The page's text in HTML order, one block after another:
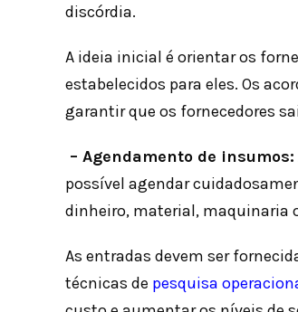
discórdia.
A ideia inicial é orientar os
estabelecidos para eles. Os
garantir que os fornecedores
– Agendamento de insumos:
possível agendar
dinheiro, material, maquinaria
As entradas devem ser
técnicas de pesquisa